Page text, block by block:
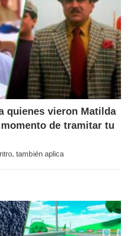
quienes vieron Matilda
de tramitar tu
también aplica